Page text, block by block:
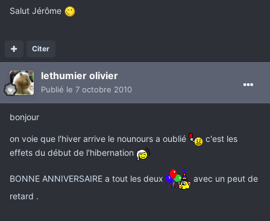
Salut Jérôme
Citer
lethumier olivier
Publié le 7 octobre 2010
bonjour
on voie que l'hiver arrive le nounours a oublié
c'est les
effets du début de l'hibernation
BONNE ANNIVERSAIRE a tout les deux
avec un peut de
retard .